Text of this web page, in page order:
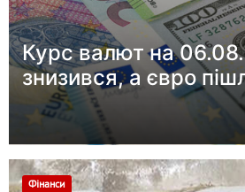
Курс валют на
знизився, а євро
Фінанси